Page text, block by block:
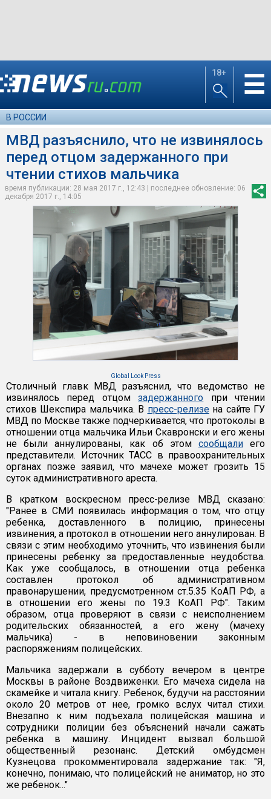
18+ ☰
В РОССИИ
МВД разъяснило, что не извинялось
перед отцом задержанного при
чтении стихов мальчика
время публикации: 28 мая 2017 г., 12:43 | последнее обновление: 06
декабря 2017 г., 14:05
Global Look Press
Столичный главк МВД разъяснил, что ведомство не
извинялось перед отцомзадержанного при чтении
стихов Шекспира мальчика. В пресс-релизена сайте ГУ
МВД по Москве также подчеркивается, что протоколы в
отношении отца мальчика Ильи Скавронски и его жены
не были аннулированы, как об этом сообщалиего
представители. Источник ТАСС в правоохранительных
органах позже заявил, что мачехе может грозить 15
суток административного ареста.
В кратком воскресном пресс-релизе МВД сказано:
"Ранее в СМИ появилась информация о том, что отцу
ребенка, доставленного в полицию, принесены
извинения, а протокол в отношении него аннулирован. В
связи с этим необходимо уточнить, что извинения были
принесены ребенку за предоставленные неудобства.
Как уже сообщалось, в отношении отца ребенка
составлен протокол об административном
правонарушении, предусмотренном ст.5.35 КоАП РФ, а
в отношении его жены по 19.3 КоАП РФ". Таким
образом, отца проверяют в связи с неисполнением
родительских обязанностей, а его жену (мачеху
мальчика) - в неповиновении законным
распоряжениям полицейских.
Мальчика задержали в субботу вечером в центре
Москвы в районе Воздвиженки. Его мачеха сидела на
скамейке и читала книгу. Ребенок, будучи на расстоянии
около 20 метров от нее, громко вслух читал стихи.
Внезапно к ним подъехала полицейская машина и
сотрудники полиции без объяснений начали сажать
ребенка в машину. Инцидент вызвал большой
общественный резонанс. Детский омбудсмен
Кузнецова прокомментировала задержание так: "Я,
конечно, понимаю, что полицейский не аниматор, но это
же ребенок..."